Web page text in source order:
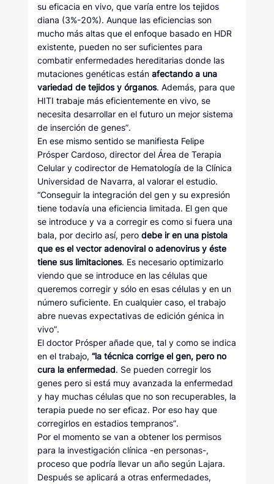
su eficacia en vivo, que varía entre los tejidos
diana (3%-20%). Aunque las eficiencias son
mucho más altas que el enfoque basado en HDR
existente, pueden no ser suficientes para
combatir enfermedades hereditarias donde las
mutaciones genéticas están afectando a una
variedad de tejidos y órganos. Además, para que
HITI trabaje más eficientemente en vivo, se
necesita desarrollar en el futuro un mejor sistema
de inserción de genes”.
En ese mismo sentido se manifiesta Felipe
Prósper Cardoso, director del Área de Terapia
Celular y codirector de Hematología de la Clínica
Universidad de Navarra, al valorar el estudio.
“Conseguir la integración del gen y su expresión
tiene todavía una eficiencia limitada. El gen que
se introduce y va a corregir es como si fuera una
bala, por decirlo así, pero debe ir en una pistola
que es el vector adenoviral o adenovirus y éste
tiene sus limitaciones. Es necesario optimizarlo
viendo que se introduce en las células que
queremos corregir y sólo en esas células y en un
número suficiente. En cualquier caso, el trabajo
abre nuevas expectativas de edición génica in
vivo”.
El doctor Prósper añade que, tal y como se indica
en el trabajo, “la técnica corrige el gen, pero no
cura la enfermedad. Se pueden corregir los
genes pero si está muy avanzada la enfermedad
y hay muchas células que no son recuperables, la
terapia puede no ser eficaz. Por eso hay que
corregirlos en estadios tempranos”.
Por el momento se van a obtener los permisos
para la investigación clínica -en personas-,
proceso que podría llevar un año según Lajara.
Después se aplicará a otras enfermedades,